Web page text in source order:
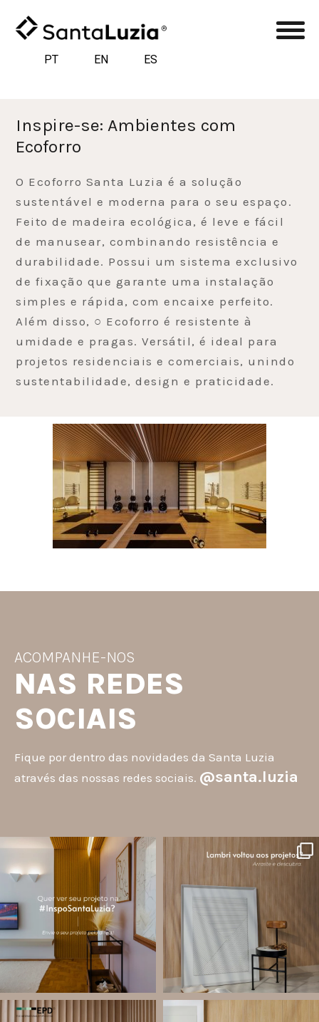
PT EN ES
Inspire-se: Ambientes com
Ecoforro
O Ecoforro Santa Luzia é a solução
sustentável e moderna para o seu espaço.
Feito de madeira ecológica, é leve e fácil
de manusear, combinando resistência e
durabilidade. Possui um sistema exclusivo
de fixação que garante uma instalação
simples e rápida, com encaixe perfeito.
Além disso, ○ Ecoforro é resistente à
umidade e pragas. Versátil, é ideal para
projetos residenciais e comerciais, unindo
sustentabilidade, design e praticidade.
ACOMPANHE-NOS
NAS REDES
SOCIAIS
Fique por dentro das novidades da Santa Luzia
através das nossas redes sociais. @santa.luzia
santa.luzia
A #InspoSantaLuzia é um espaço
criado para divulgar projetos que
utilizam produtos Santa Luzia e
valorizar o trabalho de arquitetos,
designers de...
Jul 28
13 0
O lambri é um revestimento versátil
painéis decorativos e diversas
composições para valorizar o
ambiente!
Jul 27
87 8